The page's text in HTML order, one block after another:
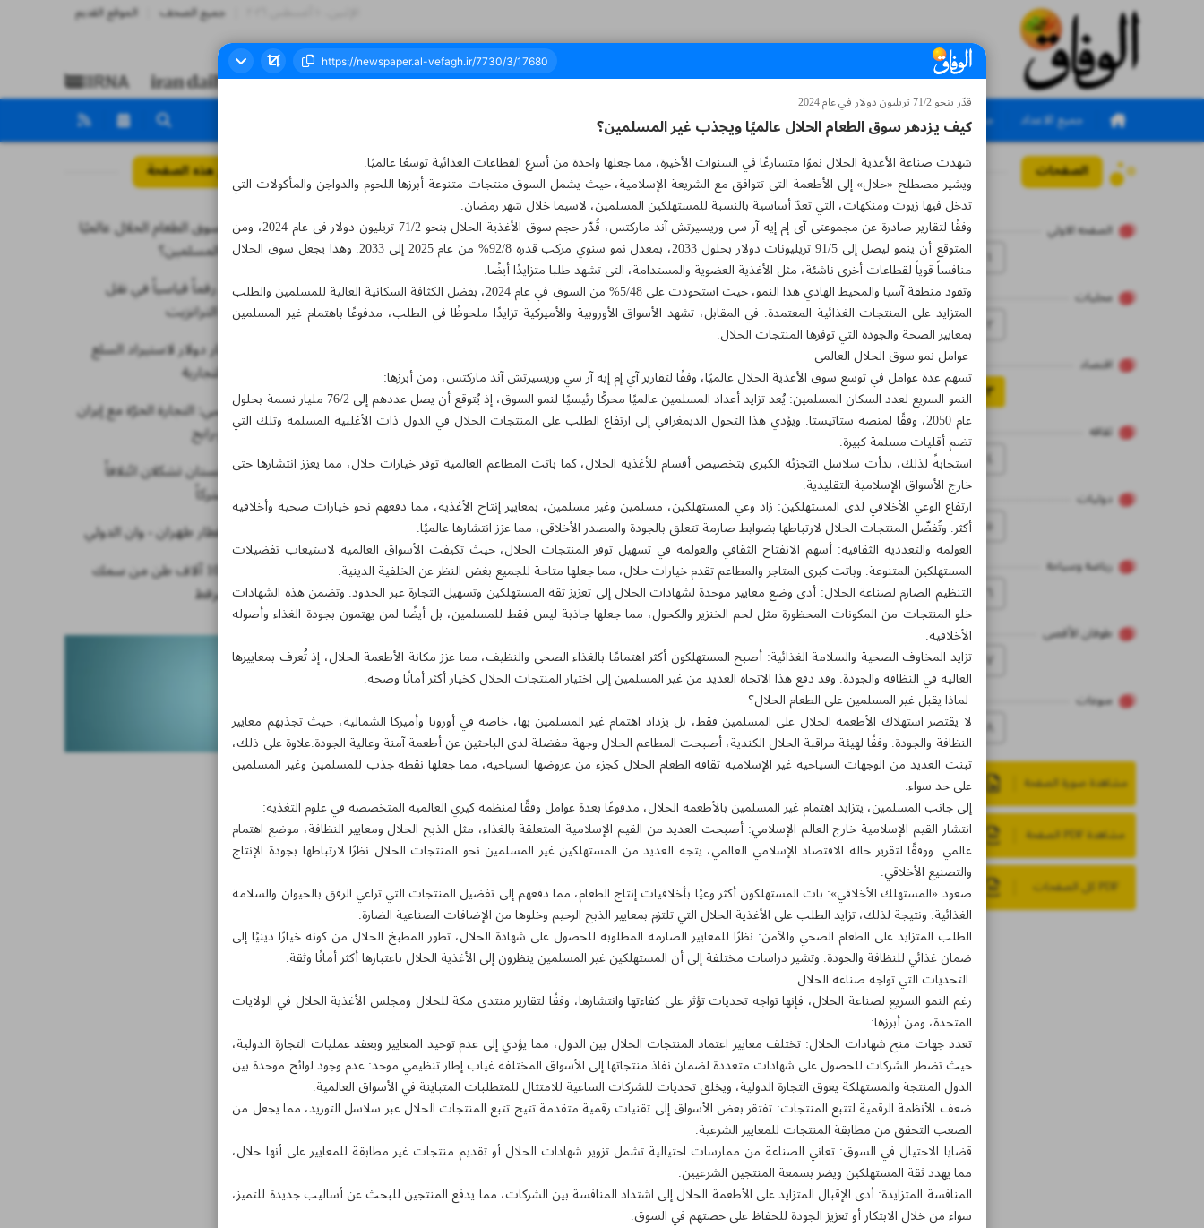
جميع الصحف الموقع القديم
جميع الاعداد جميع الملاحق
الصفحات
الصفحه الاولي
محلیات
۲
اقتصاد
۳
ثقاقه
٤
دولیات
٥
رياضة وسياحة
٦
طوفان الأقصى
۷
منوعات
۸
مشاهدة صورة الصفحة
مشاهدة PDF الصفحة
PDF كل الصفحات
العدد سبعة آلاف وسبعمائة وثلاثون - ١٠ مارس ٢٠٢٥ مواضيع هذه الصفحة
كيف يزدهر سوق الطعام الحلال عالميًا
ويجذب غير المسلمين؟
إيران تسجل رقماً قياسياً في نقل
البضائع عبر الترانزيت
توفير 63 مليار دولار لاستيراد السلع
الأساسية والتجارية
السفير الروسي: التجارة الحرّة مع إيران
بمنزلة الرابح-رابح
إيران وتركمانستان تشكلان ائتلافاً
اقتصادياًمشتركاً
بدء تشغيل قطار طهران - وان الدولي
إيران تصدّر 10 آلاف طن من سمك
السلمون المرقط
قدّر بنحو 71/2 تريليون دولار في عام 2024
كيف يزدهر سوق الطعام الحلال عالميًا ويجذب غير المسلمين؟
شهدت صناعة الأغذية الحلال نموًا متسارعًا في السنوات الأخيرة، مما جعلها واحدة من أسرع القطاعات الغذائية توسعًا عالميًا.
ويشير مصطلح «حلال» إلى الأطعمة التي تتوافق مع الشريعة الإسلامية، حيث يشمل السوق منتجات متنوعة أبرزها اللحوم والدواجن والمأكولات التي
تدخل فيها زيوت ومنكهات، التي تعدّ أساسية بالنسبة للمستهلكين المسلمين، لاسيما خلال شهر رمضان.
وفقًا لتقارير صادرة عن مجموعتي آي إم إيه آر سي وريسيرتش آند ماركتس، قُدّر حجم سوق الأغذية الحلال بنحو 71/2 تريليون دولار في عام 2024، ومن
المتوقع أن ينمو ليصل إلى 91/5 تريليونات دولار بحلول 2033، بمعدل نمو سنوي مركب قدره 92/8% من عام 2025 إلى 2033. وهذا يجعل سوق الحلال
منافساً قوياً لقطاعات أخرى ناشئة، مثل الأغذية العضوية والمستدامة، التي تشهد طلبا متزايدًا أيضًا.
وتقود منطقة آسيا والمحيط الهادي هذا النمو، حيث استحوذت على 5/48% من السوق في عام 2024، بفضل الكثافة السكانية العالية للمسلمين والطلب
المتزايد على المنتجات الغذائية المعتمدة. في المقابل، تشهد الأسواق الأوروبية والأميركية تزايدًا ملحوظًا في الطلب، مدفوعًا باهتمام غير المسلمين
بمعايير الصحة والجودة التي توفرها المنتجات الحلال.
عوامل نمو سوق الحلال العالمي
تسهم عدة عوامل في توسع سوق الأغذية الحلال عالميًا، وفقًا لتقارير آي إم إيه آر سي وريسيرتش آند ماركتس، ومن أبرزها:
النمو السريع لعدد السكان المسلمين: يُعد تزايد أعداد المسلمين عالميًا محركًا رئيسيًا لنمو السوق، إذ يُتوقع أن يصل عددهم إلى 76/2 مليار نسمة بحلول
عام 2050، وفقًا لمنصة ستاتيستا. ويؤدي هذا التحول الديمغرافي إلى ارتفاع الطلب على المنتجات الحلال في الدول ذات الأغلبية المسلمة وتلك التي
تضم أقليات مسلمة كبيرة.
استجابةً لذلك، بدأت سلاسل التجزئة الكبرى بتخصيص أقسام للأغذية الحلال، كما باتت المطاعم العالمية توفر خيارات حلال، مما يعزز انتشارها حتى
خارج الأسواق الإسلامية التقليدية.
ارتفاع الوعي الأخلاقي لدى المستهلكين: زاد وعي المستهلكين، مسلمين وغير مسلمين، بمعايير إنتاج الأغذية، مما دفعهم نحو خيارات صحية وأخلاقية
أكثر. وتُفضّل المنتجات الحلال لارتباطها بضوابط صارمة تتعلق بالجودة والمصدر الأخلاقي، مما عزز انتشارها عالميًا.
العولمة والتعددية الثقافية: أسهم الانفتاح الثقافي والعولمة في تسهيل توفر المنتجات الحلال، حيث تكيفت الأسواق العالمية لاستيعاب تفضيلات
المستهلكين المتنوعة. وباتت كبرى المتاجر والمطاعم تقدم خيارات حلال، مما جعلها متاحة للجميع بغض النظر عن الخلفية الدينية.
التنظيم الصارم لصناعة الحلال: أدى وضع معايير موحدة لشهادات الحلال إلى تعزيز ثقة المستهلكين وتسهيل التجارة عبر الحدود. وتضمن هذه الشهادات
خلو المنتجات من المكونات المحظورة مثل لحم الخنزير والكحول، مما جعلها جاذبة ليس فقط للمسلمين، بل أيضًا لمن يهتمون بجودة الغذاء وأصوله
الأخلاقية.
تزايد المخاوف الصحية والسلامة الغذائية: أصبح المستهلكون أكثر اهتمامًا بالغذاء الصحي والنظيف، مما عزز مكانة الأطعمة الحلال، إذ تُعرف بمعاييرها
العالية في النظافة والجودة. وقد دفع هذا الاتجاه العديد من غير المسلمين إلى اختيار المنتجات الحلال كخيار أكثر أمانًا وصحة.
لماذا يقبل غير المسلمين على الطعام الحلال؟
لا يقتصر استهلاك الأطعمة الحلال على المسلمين فقط، بل يزداد اهتمام غير المسلمين بها، خاصة في أوروبا وأميركا الشمالية، حيث تجذبهم معايير
النظافة والجودة. وفقًا لهيئة مراقبة الحلال الكندية، أصبحت المطاعم الحلال وجهة مفضلة لدى الباحثين عن أطعمة آمنة وعالية الجودة.علاوة على ذلك،
تبنت العديد من الوجهات السياحية غير الإسلامية ثقافة الطعام الحلال كجزء من عروضها السياحية، مما جعلها نقطة جذب للمسلمين وغير المسلمين
على حد سواء.
إلى جانب المسلمين، يتزايد اهتمام غير المسلمين بالأطعمة الحلال، مدفوعًا بعدة عوامل وفقًا لمنظمة كيري العالمية المتخصصة في علوم التغذية:
انتشار القيم الإسلامية خارج العالم الإسلامي: أصبحت العديد من القيم الإسلامية المتعلقة بالغذاء، مثل الذبح الحلال ومعايير النظافة، موضع اهتمام
عالمي. ووفقًا لتقرير حالة الاقتصاد الإسلامي العالمي، يتجه العديد من المستهلكين غير المسلمين نحو المنتجات الحلال نظرًا لارتباطها بجودة الإنتاج
والتصنيع الأخلاقي.
صعود «المستهلك الأخلاقي»: بات المستهلكون أكثر وعيًا بأخلاقيات إنتاج الطعام، مما دفعهم إلى تفضيل المنتجات التي تراعي الرفق بالحيوان والسلامة
الغذائية. ونتيجة لذلك، تزايد الطلب على الأغذية الحلال التي تلتزم بمعايير الذبح الرحيم وخلوها من الإضافات الصناعية الضارة.
الطلب المتزايد على الطعام الصحي والآمن: نظرًا للمعايير الصارمة المطلوبة للحصول على شهادة الحلال، تطور المطبخ الحلال من كونه خيارًا دينيًا إلى
ضمان غذائي للنظافة والجودة. وتشير دراسات مختلفة إلى أن المستهلكين غير المسلمين ينظرون إلى الأغذية الحلال باعتبارها أكثر أمانًا وثقة.
التحديات التي تواجه صناعة الحلال
رغم النمو السريع لصناعة الحلال، فإنها تواجه تحديات تؤثر على كفاءتها وانتشارها، وفقًا لتقارير منتدى مكة للحلال ومجلس الأغذية الحلال في الولايات
المتحدة، ومن أبرزها:
تعدد جهات منح شهادات الحلال: تختلف معايير اعتماد المنتجات الحلال بين الدول، مما يؤدي إلى عدم توحيد المعايير ويعقد عمليات التجارة الدولية،
حيث تضطر الشركات للحصول على شهادات متعددة لضمان نفاذ منتجاتها إلى الأسواق المختلفة.غياب إطار تنظيمي موحد: عدم وجود لوائح موحدة بين
الدول المنتجة والمستهلكة يعوق التجارة الدولية، ويخلق تحديات للشركات الساعية للامتثال للمتطلبات المتباينة في الأسواق العالمية.
ضعف الأنظمة الرقمية لتتبع المنتجات: تفتقر بعض الأسواق إلى تقنيات رقمية متقدمة تتيح تتبع المنتجات الحلال عبر سلاسل التوريد، مما يجعل من
الصعب التحقق من مطابقة المنتجات للمعايير الشرعية.
قضايا الاحتيال في السوق: تعاني الصناعة من ممارسات احتيالية تشمل تزوير شهادات الحلال أو تقديم منتجات غير مطابقة للمعايير على أنها حلال،
مما يهدد ثقة المستهلكين ويضر بسمعة المنتجين الشرعيين.
المنافسة المتزايدة: أدى الإقبال المتزايد على الأطعمة الحلال إلى اشتداد المنافسة بين الشركات، مما يدفع المنتجين للبحث عن أساليب جديدة للتميز،
سواء من خلال الابتكار أو تعزيز الجودة للحفاظ على حصتهم في السوق.